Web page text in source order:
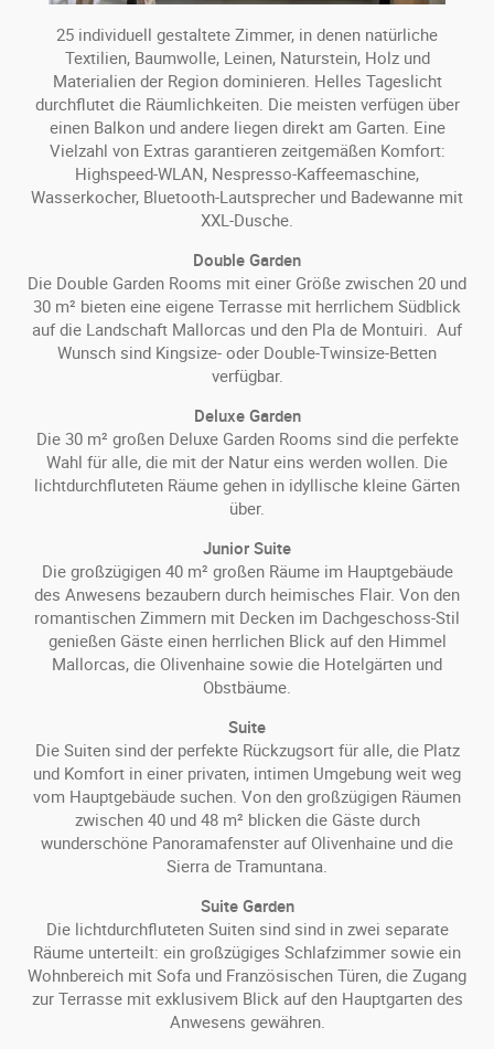
25 individuell gestaltete Zimmer, in denen natürliche
Textilien, Baumwolle, Leinen, Naturstein, Holz und
Materialien der Region dominieren. Helles Tageslicht
durchflutet die Räumlichkeiten. Die meisten verfügen über
einen Balkon und andere liegen direkt am Garten. Eine
Vielzahl von Extras garantieren zeitgemäßen Komfort:
Highspeed-WLAN, Nespresso-Kaffeemaschine,
Wasserkocher, Bluetooth-Lautsprecher und Badewanne mit
XXL-Dusche.
Double Garden
Die Double Garden Rooms mit einer Größe zwischen 20 und
30 m² bieten eine eigene Terrasse mit herrlichem Südblick
auf die Landschaft Mallorcas und den Pla de Montuiri. Auf
Wunsch sind Kingsize- oder Double-Twinsize-Betten
verfügbar.
Deluxe Garden
Die 30 m² großen Deluxe Garden Rooms sind die perfekte
Wahl für alle, die mit der Natur eins werden wollen. Die
lichtdurchfluteten Räume gehen in idyllische kleine Gärten
über.
Junior Suite
Die großzügigen 40 m² großen Räume im Hauptgebäude
des Anwesens bezaubern durch heimisches Flair. Von den
romantischen Zimmern mit Decken im Dachgeschoss-Stil
genießen Gäste einen herrlichen Blick auf den Himmel
Mallorcas, die Olivenhaine sowie die Hotelgärten und
Obstbäume.
Suite
Die Suiten sind der perfekte Rückzugsort für alle, die Platz
und Komfort in einer privaten, intimen Umgebung weit weg
vom Hauptgebäude suchen. Von den großzügigen Räumen
zwischen 40 und 48 m² blicken die Gäste durch
wunderschöne Panoramafenster auf Olivenhaine und die
Sierra de Tramuntana.
Suite Garden
Die lichtdurchfluteten Suiten sind sind in zwei separate
Räume unterteilt: ein großzügiges Schlafzimmer sowie ein
Wohnbereich mit Sofa und Französischen Türen, die Zugang
zur Terrasse mit exklusivem Blick auf den Hauptgarten des
Anwesens gewähren.